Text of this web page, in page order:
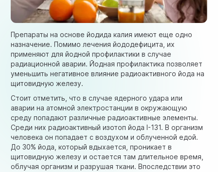
Препараты на основе йодида калия имеют еще одно
назначение. Помимо лечения йододефицита, их
применяют для йодной профилактики в случае
радиационной аварии. Йодная профилактика позволяет
уменьшить негативное влияние радиоактивного йода на
щитовидную железу.
Стоит отметить, что в случае ядерного удара или
аварии на атомной электростанции в окружающую
среду попадают различные радиоактивные элементы.
Среди них радиоактивный изотоп йода I-131. В организм
человека он попадает с воздухом и облученной едой.
До 30% йода, который вдыхается, проникает в
щитовидную железу и остается там длительное время,
облучая организм и разрушая ткани. Впоследствии это